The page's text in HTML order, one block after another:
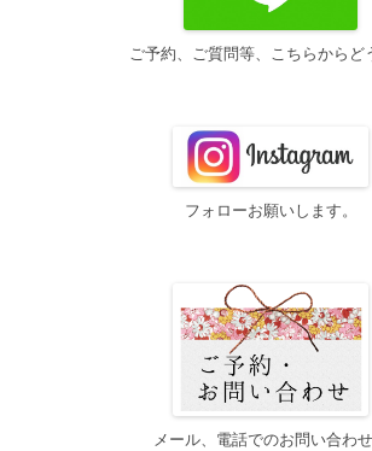
ご予約、ご質問等、こちらからど
フォローお願いします。
メール、電話でのお問い合わ